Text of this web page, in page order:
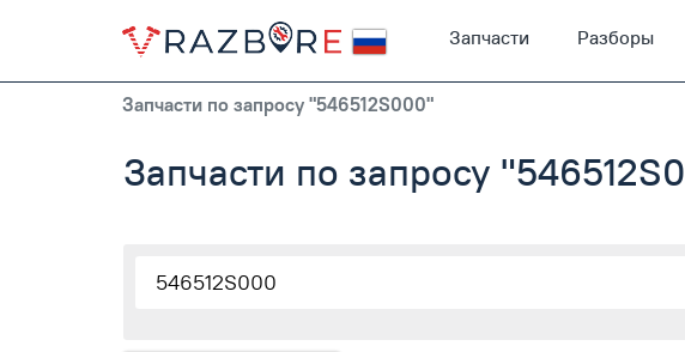
Запчасти Разборы
Запчасти по запросу "546512S000"
Запчасти по запросу